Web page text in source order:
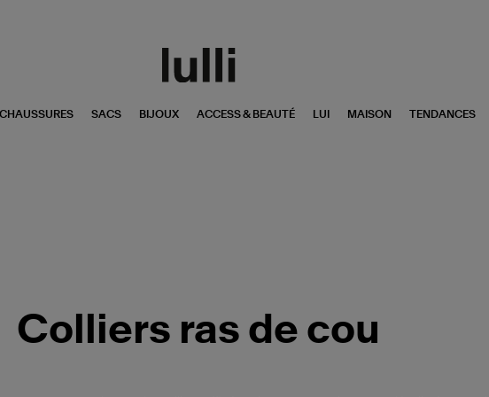
CHAUSSURES SACS BIJOUX ACCESS & BEAUTÉ LUI MAISON TENDANCES
Colliers ras de cou